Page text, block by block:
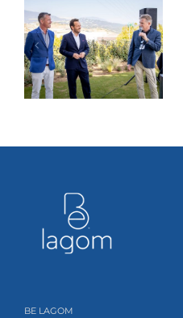
BE LAGOM